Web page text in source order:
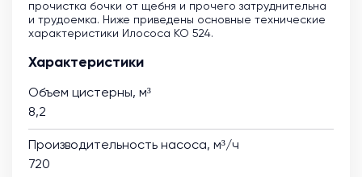
прочистка бочки от щебня и прочего затруднительна
и трудоемка. Ниже приведены основные технические
характеристики Илососа КО 524.
Характеристики
Объем цистерны, м³
8,2
Производительность насоса, м³/ч
720